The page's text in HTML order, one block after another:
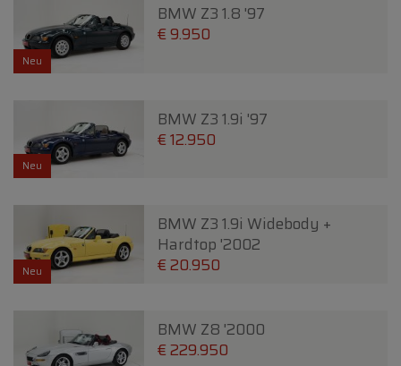
Neu
BMW Z3 1.8 '97
€ 9.950
Neu
BMW Z3 1.9i '97
€ 12.950
Neu
BMW Z3 1.9i Widebody +
Hardtop '2002
€ 20.950
BMW Z8 '2000
€ 229.950